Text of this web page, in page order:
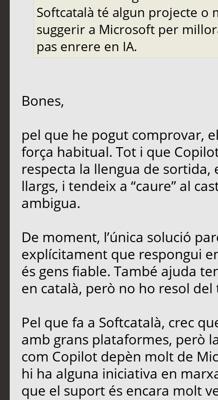
Softcatalà té algun projecte o
suggerir a Microsoft per
pas enrere en IA.
Bones,
pel que he pogut comprovar,
força habitual. Tot i que
respecta la llengua de
llargs, i tendeix a “caure” al
ambigua.
De moment, l’única solució
explícitament que respongui
és gens fiable. També ajuda
en català, però no ho resol del
Pel que fa a Softcatalà, crec
amb grans plataformes, però
com Copilot depèn molt de
hi ha alguna iniciativa en
que el suport és encara molt